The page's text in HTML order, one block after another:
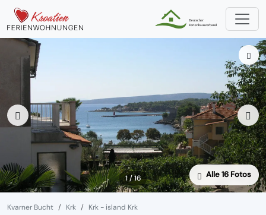
1 / 16 Alle 16 Fotos
Kvarner Bucht Krk Krk - island Krk